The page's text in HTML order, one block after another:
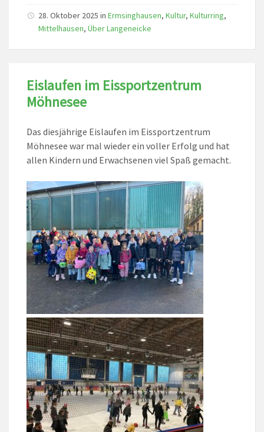
28. Oktober 2025 in Ermsinghausen, Kultur, Kulturring,
Mittelhausen, Über Langeneicke
Eislaufen im Eissportzentrum
Möhnesee
Das diesjährige Eislaufen im Eissportzentrum
Möhnesee war mal wieder ein voller Erfolg und hat
allen Kindern und Erwachsenen viel Spaß gemacht.